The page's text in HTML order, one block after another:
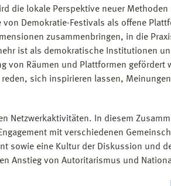
die lokale Perspektive neuer
von Demokratie-Festivals als offene
zusammenbringen, in die
ist als demokratische Institutionen
von Räumen und Plattformen
sich inspirieren lassen,
Netzwerkaktivitäten. In diesem
mit verschiedenen
sowie eine Kultur der Diskussion und
Anstieg von Autoritarismus und